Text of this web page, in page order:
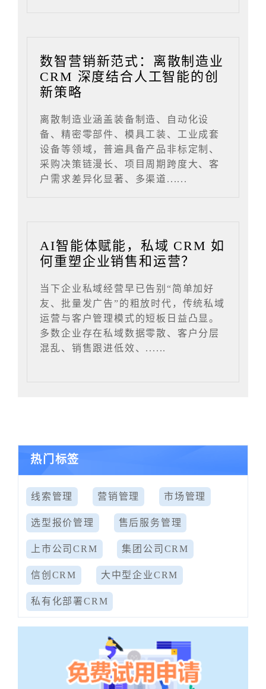
数智营销新范式：离散制造业
CRM 深度结合人工智能的创
新策略
离散制造业涵盖装备制造、自动化设
备、精密零部件、模具工装、工业成套
设备等领域，普遍具备产品非标定制、
采购决策链漫长、项目周期跨度大、客
户需求差异化显著、多渠道......
AI智能体赋能，私域 CRM 如
何重塑企业销售和运营？
当下企业私域经营早已告别“简单加好
友、批量发广告”的粗放时代，传统私域
运营与客户管理模式的短板日益凸显。
多数企业存在私域数据零散、客户分层
混乱、销售跟进低效、......
热门标签
线索管理 营销管理 市场管理
选型报价管理 售后服务管理
上市公司CRM 集团公司CRM
信创CRM 大中型企业CRM
私有化部署CRM